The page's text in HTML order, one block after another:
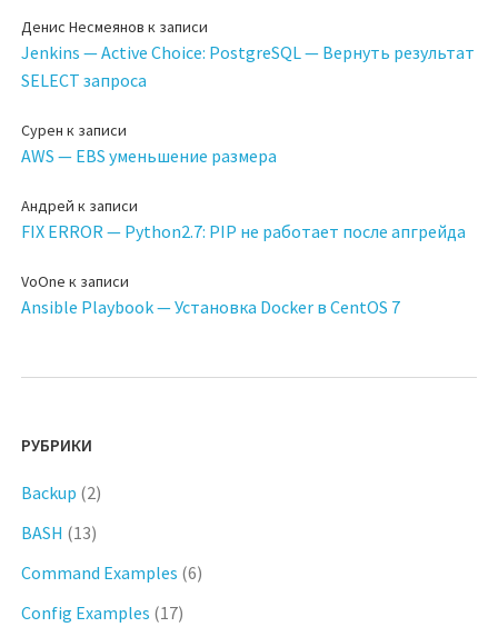
Денис Несмеянов к записи
Jenkins — Active Choice: PostgreSQL — Вернуть результат
SELECT запроса
Сурен к записи
AWS — EBS уменьшение размера
Андрей к записи
FIX ERROR — Python2.7: PIP не работает после апгрейда
VoOne к записи
Ansible Playbook — Установка Docker в CentOS 7
РУБРИКИ
Backup (2)
BASH (13)
Command Examples (6)
Config Examples (17)